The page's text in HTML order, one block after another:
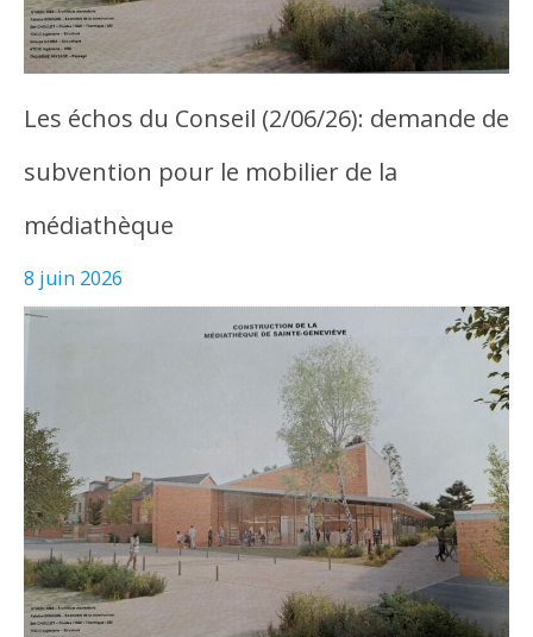
Les échos du Conseil (2/06/26): demande de
subvention pour le mobilier de la
médiathèque
8 juin 2026